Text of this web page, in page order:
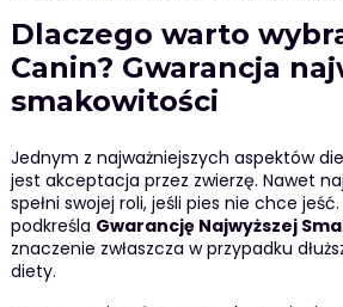
Dlaczego warto
Canin? Gwarancja
smakowitości
Jednym z najważniejszych aspektów
jest akceptacja przez zwierzę. Nawet
spełni swojej roli, jeśli pies nie chce
podkreśla Gwarancję Najwyższej
znaczenie zwłaszcza w przypadku
diety.